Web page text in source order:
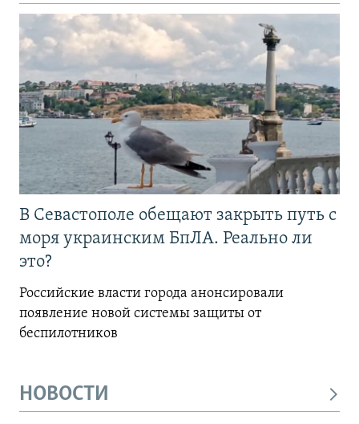
В Севастополе обещают закрыть путь с
моря украинским БпЛА. Реально ли
это?
Российские власти города анонсировали
появление новой системы защиты от
беспилотников
НОВОСТИ